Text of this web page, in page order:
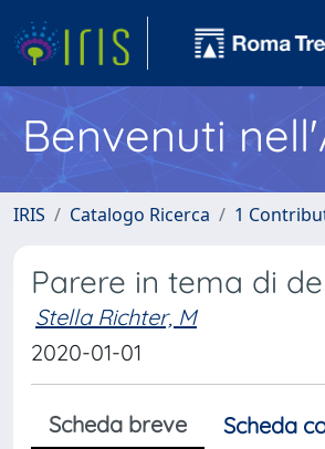
Benvenuti
IRIS Catalogo Ricerca 1
Parere in tema di
Stella Richter, M
2020-01-01
Scheda breve Scheda